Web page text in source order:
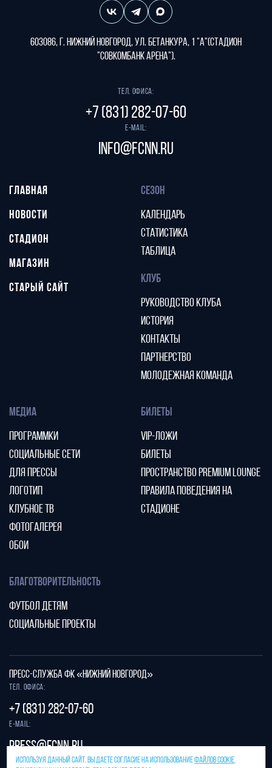
603086, г. Нижний Новгород, ул. Бетанкура, 1 "А"(стадион
"СОВКОМБАНК АРЕНА").
Тел. офиса:
+7 (831) 282-07-60
E-mail:
info@fcnn.ru
ГЛАВНАЯ
НОВОСТИ
СТАДИОН
МАГАЗИН
СТАРЫЙ САЙТ
СЕЗОН
КАЛЕНДАРЬ
СТАТИСТИКА
ТАБЛИЦА
КЛУБ
РУКОВОДСТВО КЛУБА
ИСТОРИЯ
КОНТАКТЫ
ПАРТНЕРСТВО
МОЛОДЕЖНАЯ КОМАНДА
МЕДИА
ПРОГРАММКИ
СОЦИАЛЬНЫЕ СЕТИ
ДЛЯ ПРЕССЫ
ЛОГОТИП
КЛУБНОЕ ТВ
ФОТОГАЛЕРЕЯ
ОБОИ
БИЛЕТЫ
VIP-ЛОЖИ
БИЛЕТЫ
ПРОСТРАНСТВО PREMIUM LOUNGE
ПРАВИЛА ПОВЕДЕНИЯ НА
СТАДИОНЕ
БЛАГОТВОРИТЕЛЬНОСТЬ
ФУТБОЛ ДЕТЯМ
СОЦИАЛЬНЫЕ ПРОЕКТЫ
Защита от спама reCAPTCHA.
ПРЕСС-СЛУЖБА ФК «НИЖНИЙ НОВГОРОД»
Тел. офиса:
+7 (831) 282-07-60
E-mail:
press@fcnn.ru
ИСПОЛЬЗУЯ ДАННЫЙ САЙТ, ВЫ ДАЕТЕ СОГЛАСИЕ НА ИСПОЛЬЗОВАНИЕФАЙЛОВ COOKIE,